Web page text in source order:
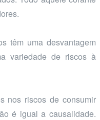
têm uma desvantagem
variedade de riscos à
nos riscos de consumir
é igual a causalidade.